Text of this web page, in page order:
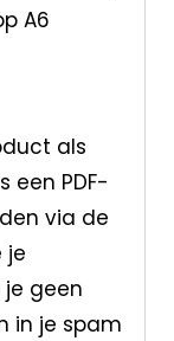
A6
als
een PDF-
via de
je
geen
in je spam